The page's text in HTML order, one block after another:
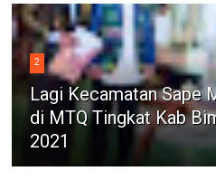
2
Lagi Kecamatan Sape
di MTQ Tingkat Kab
2021